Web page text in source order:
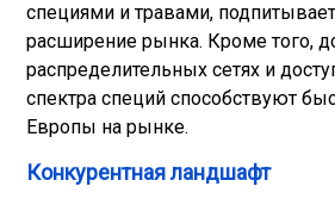
специями и травами,
расширение рынка. Кроме того,
распределительных сетях и
спектра специй способствуют
Европы на рынке.
Конкурентная ландшафт